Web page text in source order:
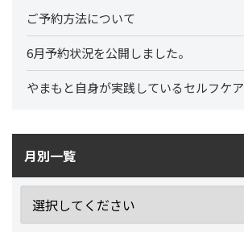
ご予約方法について
6月予約状況を公開しました。
やまもと自身が実践しているセルフケア
月別一覧